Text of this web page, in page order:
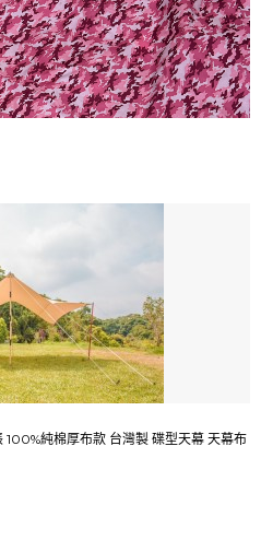
100%純棉厚布款 台灣製 碟型天幕 天幕布